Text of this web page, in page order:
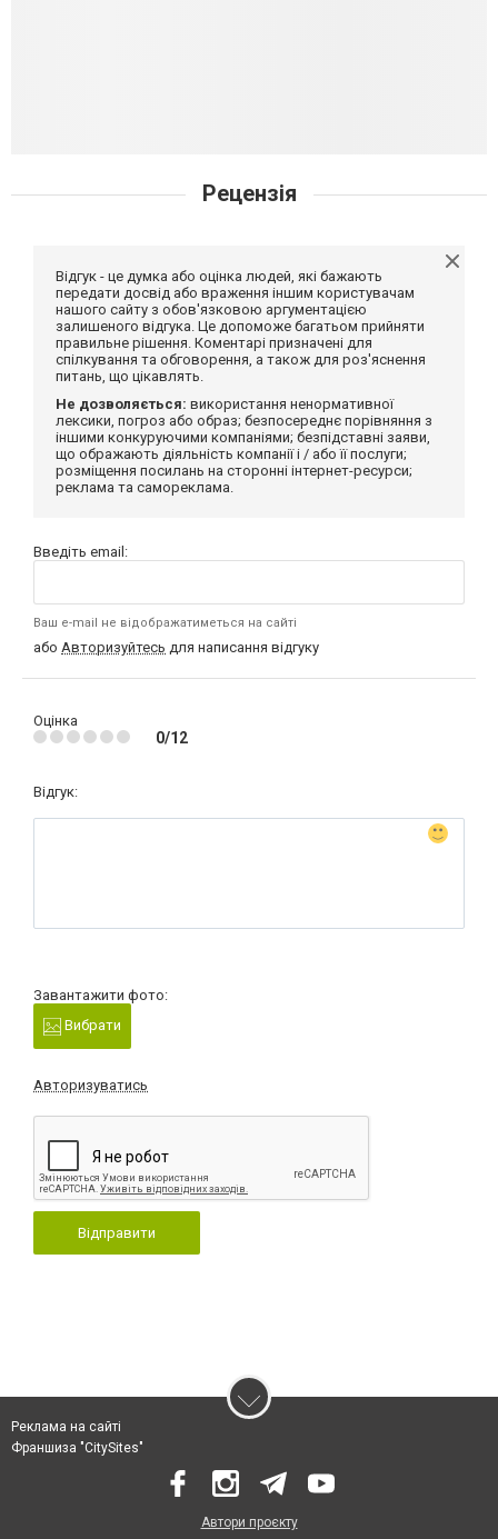
Рецензія
Відгук - це думка або оцінка людей, які бажають
передати досвід або враження іншим користувачам
нашого сайту з обов'язковою аргументацією
залишеного відгука. Це допоможе багатьом прийняти
правильне рішення. Коментарі призначені для
спілкування та обговорення, а також для роз'яснення
питань, що цікавлять.
Не дозволяється: використання ненормативної
лексики, погроз або образ; безпосереднє порівняння з
іншими конкуруючими компаніями; безпідставні заяви,
що ображають діяльність компанії і / або її послуги;
розміщення посилань на сторонні інтернет-ресурси;
реклама та самореклама.
Введіть email:
Ваш e-mail не відображатиметься на сайті
або Авторизуйтесь для написання відгуку
Оцінка
0/12
Відгук:
Завантажити фото:
Вибрати
Авторизуватись
Відправити
Реклама на сайті
Франшиза "CitySites"
Автори проєкту